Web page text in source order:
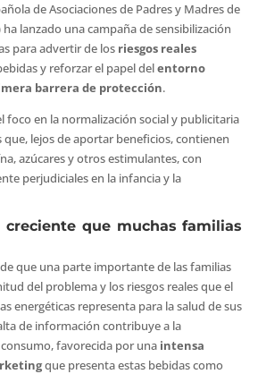
de Asociaciones de Padres y Madres de
ha lanzado una campaña de sensibilización
para advertir de los riesgos reales
y reforzar el papel delentorno
barrera de protección.
foco en la normalización social y publicitaria
lejos de aportar beneficios, contienen
azúcares y otros estimulantes, con
perjudiciales en la infancia y la
creciente que muchas familias
de que una parte importante de las familias
del problema y los riesgos reales que el
energéticas representa para la salud de sus
de información contribuye a la
favorecida por una intensa
que presenta estas bebidas como